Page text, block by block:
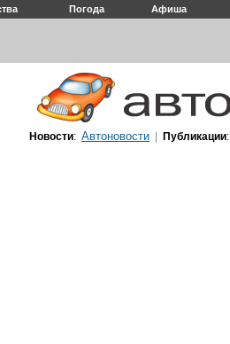
Погода Афиша
Новости: Автоновости Публикации: